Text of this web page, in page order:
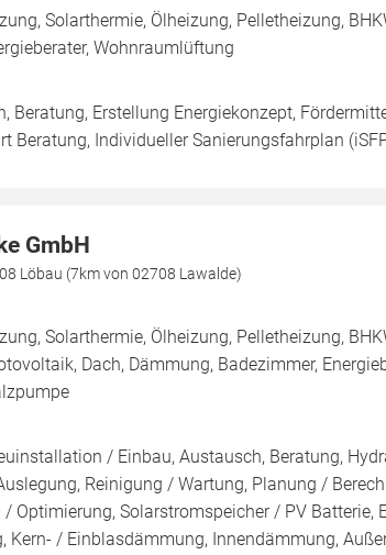
Solarthermie, Ölheizung, Pelletheizung,
Wohnraumlüftung
Beratung, Erstellung Energiekonzept,
Beratung, Individueller Sanierungsfahrplan
GmbH
Löbau (7km von 02708 Lawalde)
Solarthermie, Ölheizung, Pelletheizung,
Dach, Dämmung, Badezimmer,
/ Einbau, Austausch, Beratung,
Reinigung / Wartung, Planung /
Optimierung, Solarstromspeicher / PV Batterie,
Kern- / Einblasdämmung, Innendämmung,